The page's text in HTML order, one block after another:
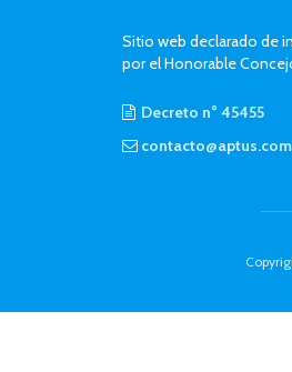
Sitio web declarado de
por el Honorable
Decreto n° 45455